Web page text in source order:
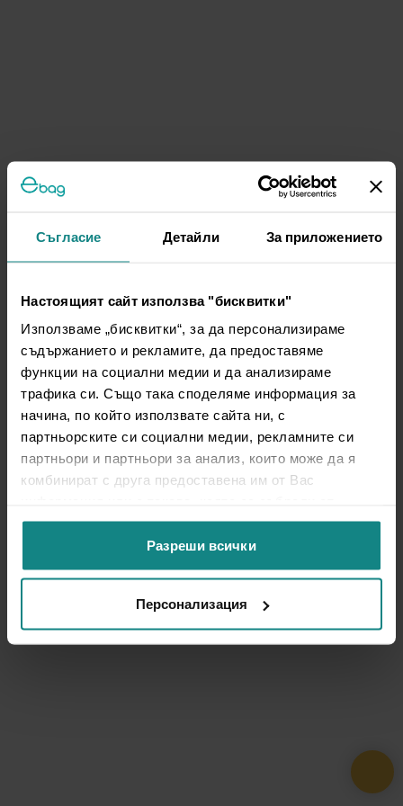
Съгласие Детайли За приложението
Настоящият сайт използва "бисквитки"
Използваме „бисквитки“, за да персонализираме
съдържанието и рекламите, да предоставяме
функции на социални медии и да анализираме
трафика си. Също така споделяме информация за
начина, по който използвате сайта ни, с
партньорските си социални медии, рекламните си
партньори и партньори за анализ, които може да я
комбинират с друга предоставена им от Вас
ползването от Ваша страна на услугите им.
Разреши всички
Персонализация